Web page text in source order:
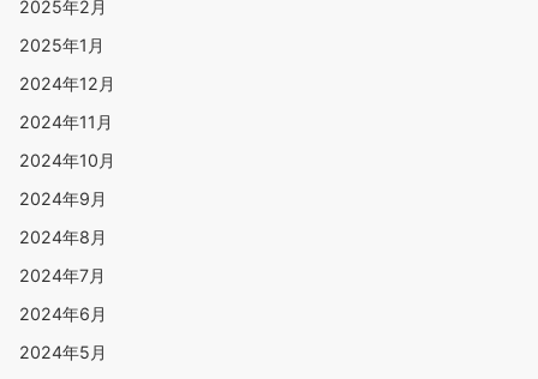
2025年2月
2025年1月
2024年12月
2024年11月
2024年10月
2024年9月
2024年8月
2024年7月
2024年6月
2024年5月